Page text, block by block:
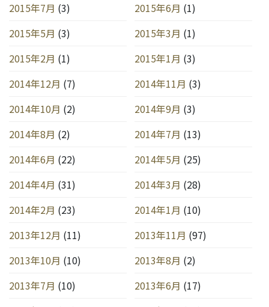
2015年7月 (3) 2015年6月 (1)
2015年5月 (3) 2015年3月 (1)
2015年2月 (1) 2015年1月 (3)
2014年12月 (7) 2014年11月 (3)
2014年10月 (2) 2014年9月 (3)
2014年8月 (2) 2014年7月 (13)
2014年6月 (22) 2014年5月 (25)
2014年4月 (31) 2014年3月 (28)
2014年2月 (23) 2014年1月 (10)
2013年12月 (11) 2013年11月 (97)
2013年10月 (10) 2013年8月 (2)
2013年7月 (10) 2013年6月 (17)